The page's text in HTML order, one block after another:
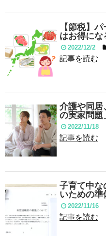
【節税】
はお得にな
2022/12/2
記事を読む
介護や同居
の実家問題
2022/11/18
記事を読む
子育て中な
いための準
2022/11/16
記事を読む